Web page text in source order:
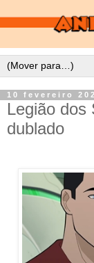
10 fevereiro
Legião dos
dublado